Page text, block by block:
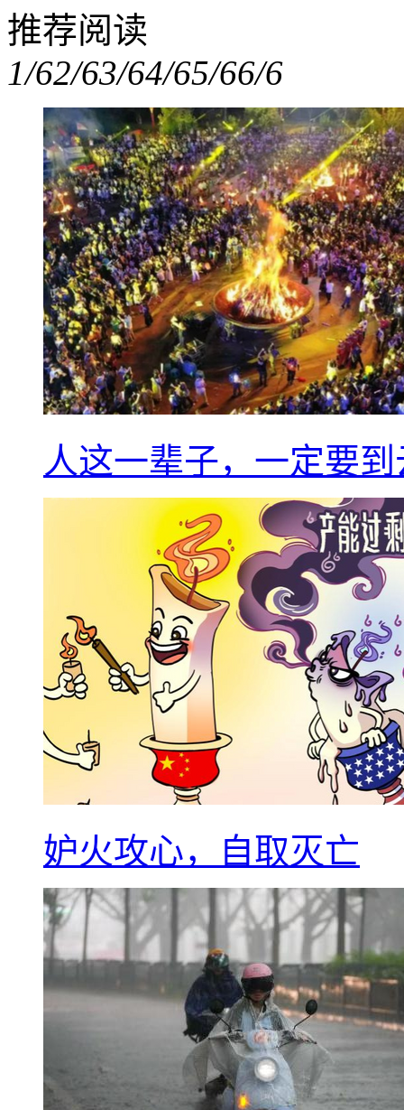
推荐阅读
1/62/63/64/65/66/6
人这一辈子，一定要
妒火攻心，自取灭亡